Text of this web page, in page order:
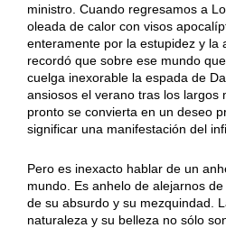
ministro. Cuando regresamos a
oleada de calor con visos
enteramente por la estupidez y la
recordó que sobre ese mundo
cuelga inexorable la espada de
ansiosos el verano tras los largos
pronto se convierta en un deseo
significar una manifestación del
Pero es inexacto hablar de un
mundo. Es anhelo de alejarnos
de su absurdo y su mezquindad.
naturaleza y su belleza no sólo